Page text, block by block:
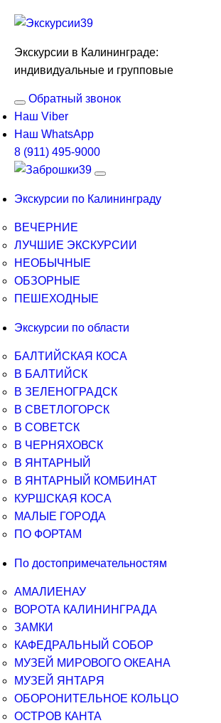
Экскурсии в Калининграде:
индивидуальные и групповые
Обратный звонок
Наш Viber
Наш WhatsApp
8 (911) 495-9000
Экскурсии по Калининграду
ВЕЧЕРНИЕ
ЛУЧШИЕ ЭКСКУРСИИ
НЕОБЫЧНЫЕ
ОБЗОРНЫЕ
ПЕШЕХОДНЫЕ
Экскурсии по области
БАЛТИЙСКАЯ КОСА
В БАЛТИЙСК
В ЗЕЛЕНОГРАДСК
В СВЕТЛОГОРСК
В СОВЕТСК
В ЧЕРНЯХОВСК
В ЯНТАРНЫЙ
В ЯНТАРНЫЙ КОМБИНАТ
КУРШСКАЯ КОСА
МАЛЫЕ ГОРОДА
ПО ФОРТАМ
По достопримечательностям
АМАЛИЕНАУ
ВОРОТА КАЛИНИНГРАДА
ЗАМКИ
КАФЕДРАЛЬНЫЙ СОБОР
МУЗЕЙ МИРОВОГО ОКЕАНА
МУЗЕЙ ЯНТАРЯ
ОБОРОНИТЕЛЬНОЕ КОЛЬЦО
ОСТРОВ КАНТА